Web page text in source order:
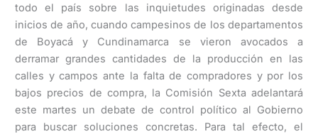
todo el país sobre las inquietudes originadas desde
inicios de año, cuando campesinos de los departamentos
de Boyacá y Cundinamarca se vieron avocados a
derramar grandes cantidades de la producción en las
calles y campos ante la falta de compradores y por los
bajos precios de compra, la Comisión Sexta adelantará
este martes un debate de control político al Gobierno
para buscar soluciones concretas. Para tal efecto, el